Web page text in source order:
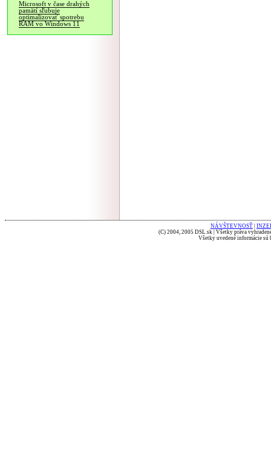
Microsoft v čase drahých
pamätí sľubuje
optimalizovať spotrebu
RAM vo Windows 11
NÁVŠTEVNOSŤ
(C) 2004, 2005 DSL.sk | Všetky práva
Všetky uvedené informácie sú